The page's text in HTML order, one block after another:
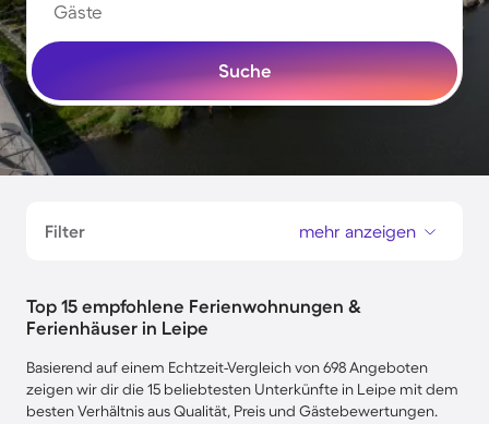
Gäste
Suche
Filter mehr anzeigen
Top 15 empfohlene Ferienwohnungen &
Ferienhäuser in Leipe
Basierend auf einem Echtzeit-Vergleich von 698 Angeboten
zeigen wir dir die 15 beliebtesten Unterkünfte in Leipe mit dem
besten Verhältnis aus Qualität, Preis und Gästebewertungen.